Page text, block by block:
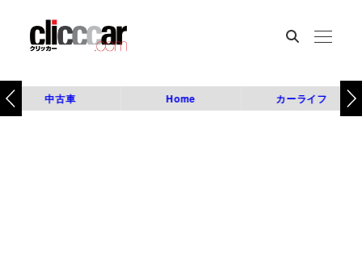
中古車 Home カーライフ